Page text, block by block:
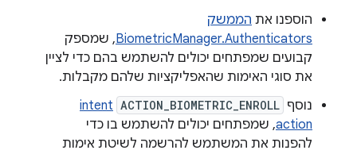
הוספנו את הממשק
BiometricManager.Authenticators, שמספק
קבועים שמפתחים יכולים להשתמש בהם כדי לציין
את סוגי האימות שהאפליקציות שלהם מקבלות.
נוסף ACTION_BIOMETRIC_ENROLL
intent
action, שמפתחים יכולים להשתמש בו כדי
להפנות את המשתמש להרשמה לשיטת אימות